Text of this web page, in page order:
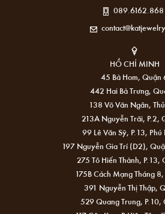
089.6162.868
HỒ CHÍ MINH
45 Bà Hom, Quận
442 Hai Bà Trưng,
138 Võ Văn Ngân,
213A Nguyễn Trãi, P.2,
99 Lê Văn Sỹ, P.13, Phú
197 Nguyễn Gia Trí (D2),
275 Tô Hiến Thành, P.13,
175B Cách Mạng Tháng
391 Nguyễn Thị Thập,
529 Quang Trung, P.10,